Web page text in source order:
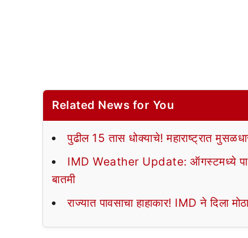
Related News for You
पुढील 15 तास धोक्याचे! महाराष्ट्रात
IMD Weather Update: ऑगस्टमध्ये
बातमी
राज्यात पावसाचा हाहाकार! IMD ने दिला